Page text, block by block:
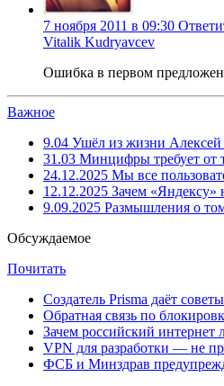
7 ноября 2011 в 09:30
Vitalik Kudryavcev
Ошибка в первом
Важное
9.04 Ушёл из жизни
31.03 Минцифры требует от
24.12.2025 Мы все
12.12.2025 Зачем
9.09.2025 Размышления о
Обсуждаемое
Почитать
Создатель Prisma даёт
Обратная связь по
Зачем российский интернет
VPN для разработки — не
ФСБ и Минздрав